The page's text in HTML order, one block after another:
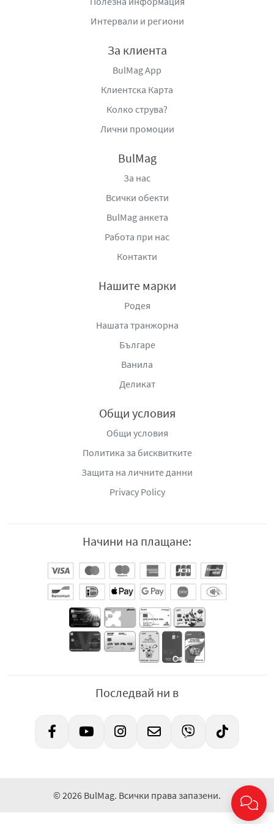
предлага не само вкус, но и стил.
Идеално за наслада с приятели и семейство:
когато имате нужда от нещо сладко или желаете
да поднесете сладък подарък на любим човек.
Благодарение на тяхната вкусова изтънченост и
са чудесен избор за всеки, който търси луксозен
млеченшоколад, разнообразие
от пълнежи и елегантна опаковка, тези бонбони
предлагат едно прекрасно изживяване, което е
подарък, както и за моменти на лична наслада.
www.storck.com
: ФОРТУНА КОМ ООД, гр. София, бул.
Ботевградско шосе 247, тел: +359 2 9424 400, e-
Интервали и региони
За клиента
BulMag App
Клиентска Карта
Колко струва?
Лични промоции
BulMag
За нас
Всички обекти
BulMag анкета
Работа при нас
Контакти
Нашите марки
Родея
Нашата транжорна
Българе
Ванила
Деликат
Общи условия
Общи условия
Политика за бисквитките
Защита на личните данни
Privacy Policy
Начини на плащане:
Последвай ни в
© 2026 BulMag. Всички права запазени.